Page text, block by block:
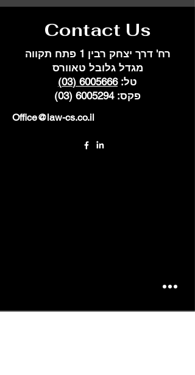
Contact Us
רח' דרך יצחק רבין 1 פתח תקווה
מגדל גלובל טאוורס
טל:6005666 (03)
פקס:6005294 (03)
Office@law-cs.co.il